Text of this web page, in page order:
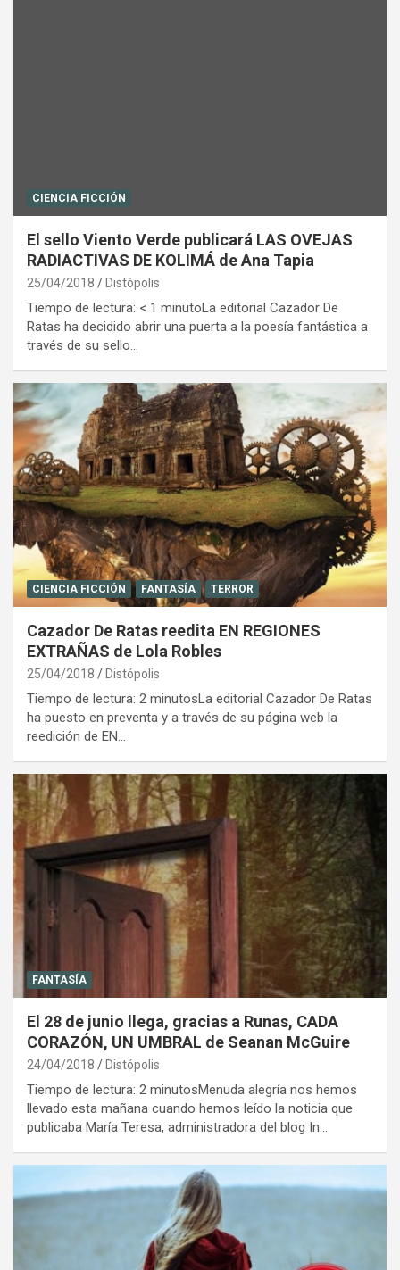
CIENCIA FICCIÓN
El sello Viento Verde publicará LAS OVEJAS
RADIACTIVAS DE KOLIMÁ de Ana Tapia
25/04/2018 Distópolis
Tiempo de lectura: < 1 minutoLa editorial Cazador De
Ratas ha decidido abrir una puerta a la poesía fantástica a
través de su sello…
CIENCIA FICCIÓN FANTASÍA TERROR
Cazador De Ratas reedita EN REGIONES
EXTRAÑAS de Lola Robles
25/04/2018 Distópolis
Tiempo de lectura: 2 minutosLa editorial Cazador De Ratas
ha puesto en preventa y a través de su página web la
reedición de EN…
FANTASÍA
El 28 de junio llega, gracias a Runas, CADA
CORAZÓN, UN UMBRAL de Seanan McGuire
24/04/2018 Distópolis
Tiempo de lectura: 2 minutosMenuda alegría nos hemos
llevado esta mañana cuando hemos leído la noticia que
publicaba María Teresa, administradora del blog In…